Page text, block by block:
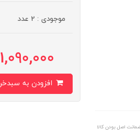
اصل بودن کالا
موجودی : 2 عدد
1,090,000